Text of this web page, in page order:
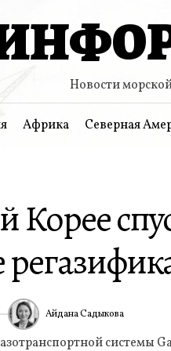
Новости
Африка Северная
ИА Айдана Садыкова
системы